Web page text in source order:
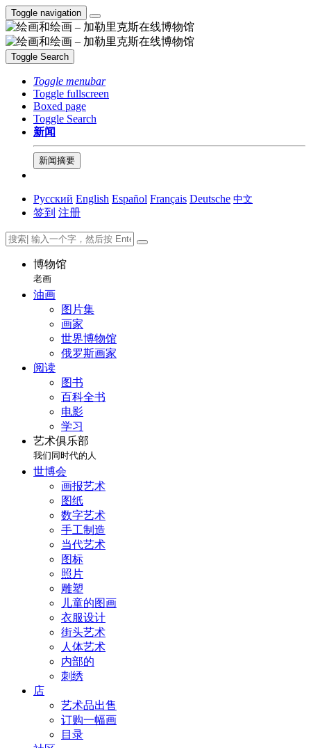
Toggle navigation
Toggle Search
Toggle menubar
Toggle fullscreen
Boxed page
Toggle Search
新闻
新闻摘要
Русский English Español Français Deutsche 中文
签到 注册
博物馆
老画
油画
图片集
画家
世界博物馆
俄罗斯画家
阅读
图书
百科全书
电影
学习
艺术俱乐部
我们同时代的人
世博会
画报艺术
图纸
数字艺术
手工制造
当代艺术
图标
照片
雕塑
儿童的图画
衣服设计
街头艺术
人体艺术
内部的
刺绣
店
艺术品出售
订购一幅画
目录